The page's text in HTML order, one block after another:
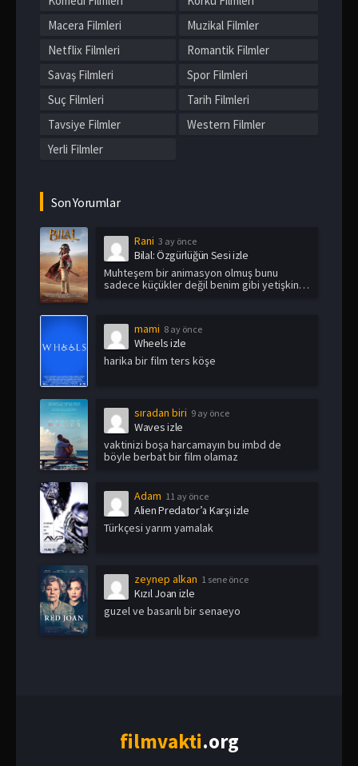
Macera Filmleri
Muzikal Filmler
Netflix Filmleri
Romantik Filmler
Savaş Filmleri
Spor Filmleri
Suç Filmleri
Tarih Filmleri
Tavsiye Filmler
Western Filmler
Yerli Filmler
Son Yorumlar
Rani 3 ay önce
Bilal: Özgürlüğün Sesi izle
Muhteşem bir animasyon olmuş bunu
sadece küçükler değil benim gibi yetişkin
mami 8 ay önce
Wheels izle
harika bir film ters köşe
sıradan biri 9 ay önce
Waves izle
vaktinizi boşa harcamayın bu imbd de
böyle berbat bir film olamaz
Adam 11 ay önce
Alien Predator’a Karşı izle
Türkçesi yarım yamalak
zeynep alkan 1 sene önce
Kızıl Joan izle
guzel ve basarılı bir senaeyo
filmvakti.org